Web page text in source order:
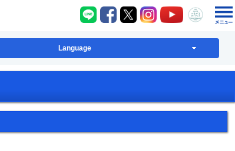
八千代町LINE
八千代町Facebook
八千代町X八千代町Instagram
八千代町八千代
Language